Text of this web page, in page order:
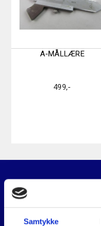
Samtykke
A-MÅLLÆRE
499,-